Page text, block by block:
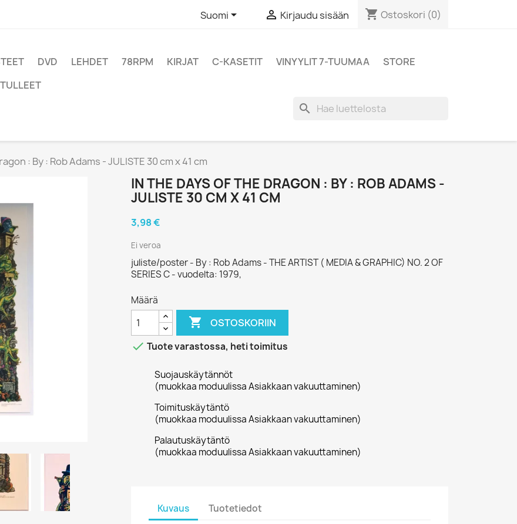
Suomi  Kirjaudu sisään shopping_cart Ostoskori (0)
DVD LEHDET 78RPM KIRJAT C-KASETIT VINYYLIT 7-TUUMAA
STORE
search
: By : Rob Adams - JULISTE 30 cm x 41 cm
IN THE DAYS OF THE DRAGON : BY : ROB ADAMS -
JULISTE 30 CM X 41 CM
3,98 €
Ei veroa
juliste/poster - By : Rob Adams - THE ARTIST ( MEDIA & GRAPHIC) NO. 2 OF
SERIES C - vuodelta: 1979,
Määrä
 OSTOSKORIIN
 Tuote varastossa, heti toimitus
Suojauskäytännöt
(muokkaa moduulissa Asiakkaan vakuuttaminen)
Toimituskäytäntö
(muokkaa moduulissa Asiakkaan vakuuttaminen)
Palautuskäytäntö
(muokkaa moduulissa Asiakkaan vakuuttaminen)
Kuvaus Tuotetiedot